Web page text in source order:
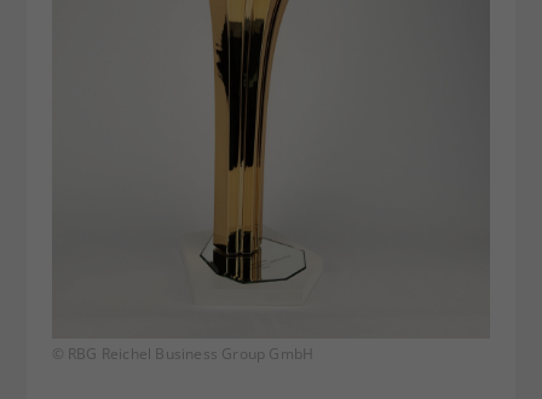
© RBG Reichel Business Group GmbH